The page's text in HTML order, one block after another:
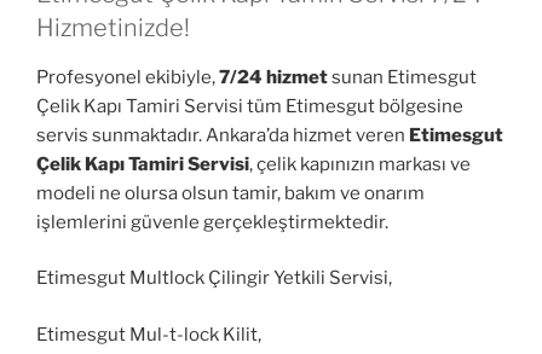
Hizmetinizde!
Profesyonel ekibiyle,7/24 hizmetsunan Etimesgut
Çelik Kapı Tamiri Servisi tüm Etimesgut bölgesine
servis sunmaktadır. Ankara’da hizmet veren Etimesgut
Çelik Kapı Tamiri Servisi, çelik kapınızın markası ve
modeli ne olursa olsun tamir, bakım ve onarım
işlemlerini güvenle gerçekleştirmektedir.
Etimesgut Multlock Çilingir Yetkili Servisi,
Etimesgut Mul-t-lock Kilit,